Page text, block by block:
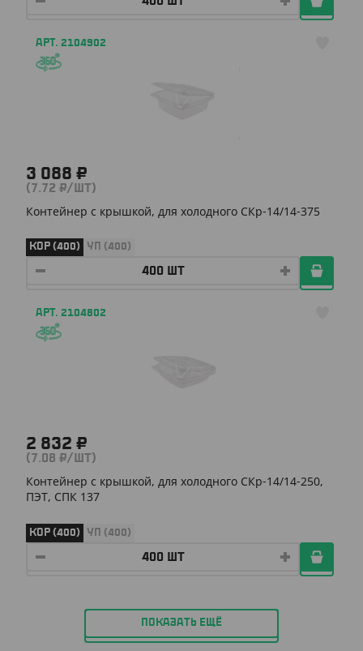
АРТ. 2104902
3 088 ₽
(7.72 ₽/ШТ)
Контейнер с крышкой, для холодного СКр-14/14-375
КОР (400) УП (400)
АРТ. 2104802
2 832 ₽
(7.08 ₽/ШТ)
Контейнер с крышкой, для холодного СКр-14/14-250,
ПЭТ, СПК 137
КОР (400) УП (400)
ПОКАЗАТЬ ЕЩЁ